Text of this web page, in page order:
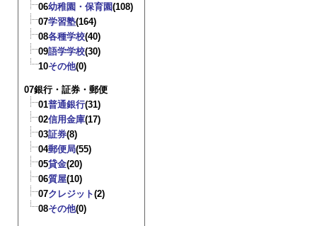
06幼稚園・保育園(108)
07学習塾(164)
08各種学校(40)
09語学学校(30)
10その他(0)
07銀行・証券・郵便
01普通銀行(31)
02信用金庫(17)
03証券(8)
04郵便局(55)
05貸金(20)
06質屋(10)
07クレジット(2)
08その他(0)